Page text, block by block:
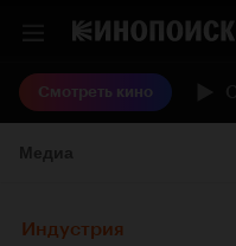
Смотреть кино
Индустрия